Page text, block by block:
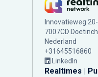
Innovatieweg
7007CD
Nederland
+31645516860
LinkedIn
Realtimes |